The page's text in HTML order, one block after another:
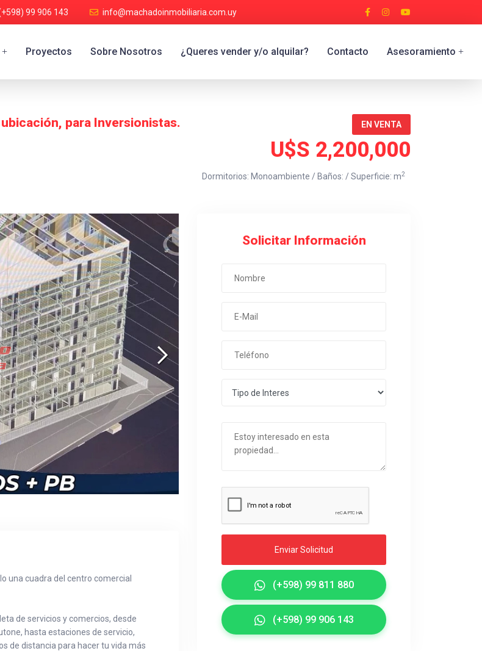
99 906 143 info@machadoinmobiliaria.com.uy
+ Proyectos Sobre Nosotros ¿Queres vender y/o alquilar? Contacto Asesoramiento +
para Inversionistas. EN VENTA
U$S 2,200,000
Dormitorios: Monoambiente / Baños: / Superficie: m2
una cuadra del centro comercial
de servicios y comercios, desde
hasta estaciones de servicio,
de distancia para hacer tu vida más
Solicitar Información
Enviar Solicitud
(+598) 99 811 880
(+598) 99 906 143